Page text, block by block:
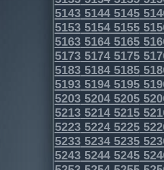
514351445145
515351545155
516351645165
517351745175
518351845185
519351945195
520352045205
521352145215
522352245225
523352345235
524352445245